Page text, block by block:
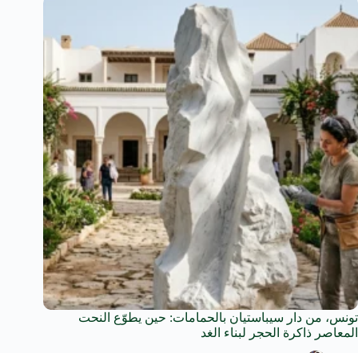
تونس، من دار سيباستيان بالحمامات: حين يطوّع النحت
المعاصر ذاكرة الحجر لبناء الغد